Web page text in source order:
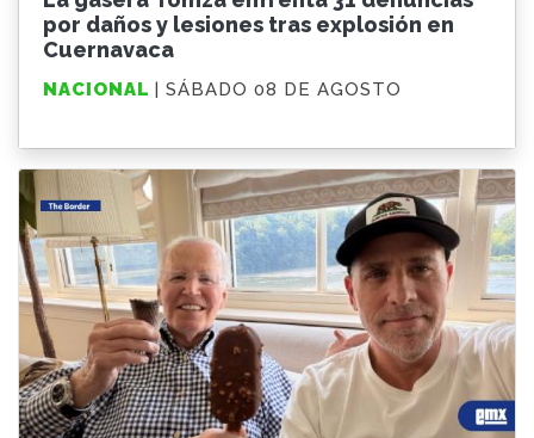
por daños y lesiones tras explosión en
Cuernavaca
NACIONAL | SÁBADO 08 DE AGOSTO